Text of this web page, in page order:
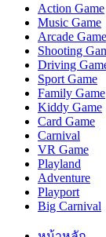
Action Game
Music Game
Arcade Game
Shooting
Driving
Sport Game
Family Game
Kiddy Game
Card Game
Carnival
VR Game
Playland
Adventure
Playport
Big Carnival